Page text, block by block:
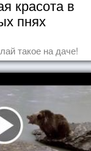
красота в
пнях
такое на даче!